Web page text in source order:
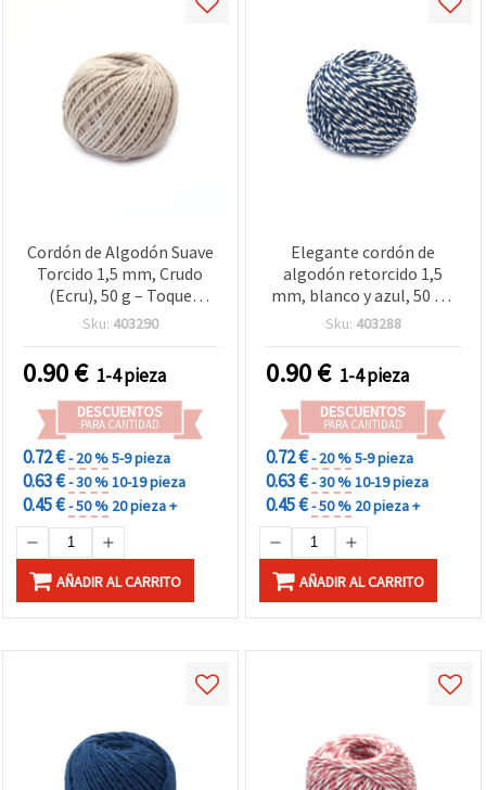
Cordón de Algodón Suave
Torcido 1,5 mm, Crudo
(Ecru), 50 g – Toque
delicado para proyectos
macramé
Sku: 403290
0.90€ 1-4 pieza
DESCUENTOS
PARA CANTIDAD
0.72 €- 20 %5-9 pieza
0.63 €- 30 %10-19 pieza
0.45 €- 50 % 20 pieza +
AÑADIR AL CARRITO
Elegante cordón de
algodón retorcido 1,5
mm, blanco y azul, 50 g –
Ideal para manualidades,
Sku: 403288
0.90€ 1-4 pieza
DESCUENTOS
PARA CANTIDAD
0.72 €- 20 %5-9 pieza
0.63 €- 30 %10-19 pieza
0.45 €- 50 % 20 pieza +
AÑADIR AL CARRITO